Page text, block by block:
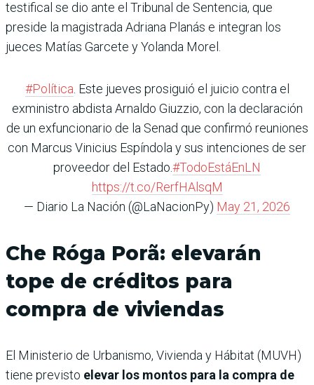
testifical se dio ante el Tribunal de Sentencia, que
preside la magistrada Adriana Planás e integran los
jueces Matías Garcete y Yolanda Morel.
#Política . Este jueves prosiguió el juicio contra el
exministro abdista Arnaldo Giuzzio, con la declaración
de un exfuncionario de la Senad que confirmó reuniones
con Marcus Vinicius Espíndola y sus intenciones de ser
proveedor del Estado.#TodoEstáEnLN
https://t.co/RerfHAlsqM
— Diario La Nación (@LaNacionPy) May 21, 2026
Che Róga Porã: elevarán
tope de créditos para
compra de viviendas
El Ministerio de Urbanismo, Vivienda y Hábitat (MUVH)
tiene previsto elevar los montos para la compra de